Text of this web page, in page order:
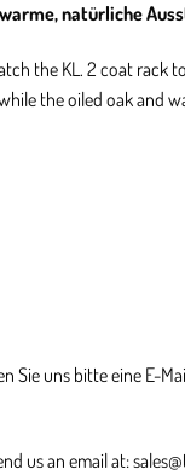
natürliche
the KL. 2 coat rack
the oiled oak and
Sie uns bitte eine E-
us an email at: